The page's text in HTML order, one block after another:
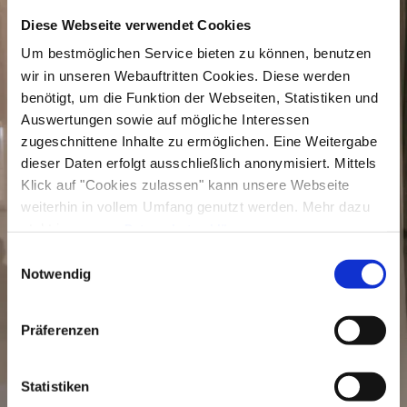
Diese Webseite verwendet Cookies
Um bestmöglichen Service bieten zu können, benutzen
wir in unseren Webauftritten Cookies. Diese werden
benötigt, um die Funktion der Webseiten, Statistiken und
Auswertungen sowie auf mögliche Interessen
zugeschnittene Inhalte zu ermöglichen. Eine Weitergabe
dieser Daten erfolgt ausschließlich anonymisiert. Mittels
Klick auf "Cookies zulassen" kann unsere Webseite
weiterhin in vollem Umfang genutzt werden. Mehr dazu
steht in unserer Datenschutzerklärung.
gelistet.
Notwendig
Präferenzen
Statistiken
mehr Energie, Flexibilität und innere Balance.
Was erwartet dich:
Atemübungen (Pranayama) zur
Zentrierung und Einstimmung
Sonnengrüße, die dich sanft aktivieren und
aufwärmen
mehr Stärke & Beweglichkeit
Hier gehts zur
https://www.soulfulflow.fitness/kur
sbuchung